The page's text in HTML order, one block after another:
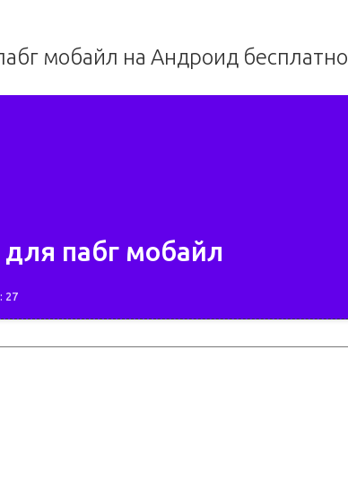
мобайл на Андроид бесплатно
пабг мобайл
27